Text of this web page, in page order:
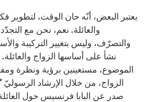
يعتبر البعض، أنّه حان الوقت، لتطوير
والعائلة. نعم، نحن مع
والتصرّف، وليس بتغيير التركيبة
نشأ على أساسها الزواج
الموضوع، مستعينين برؤية ونظرة
الزواج، من خلال الإرشاد
صدر عن البابا فرنسيس حول العائلة ( 8 نيسان